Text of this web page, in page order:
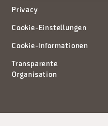
Privacy
Cookie-Einstellungen
Cookie-Informationen
Transparente
Organisation